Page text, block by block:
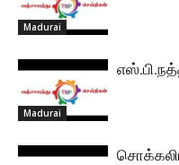
Madurai
Madurai